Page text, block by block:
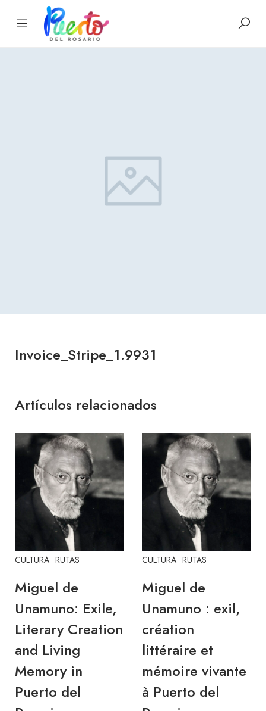
Invoice_Stripe_1.9931
Artículos relacionados
CULTURA RUTAS
Miguel de
Unamuno: Exile,
Literary Creation
and Living
Memory in
Puerto del
CULTURA RUTAS
Miguel de
Unamuno : exil,
création
littéraire et
mémoire vivante
à Puerto del